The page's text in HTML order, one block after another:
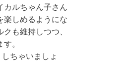
カルちゃん子さん
楽しめるようにな
も維持しつつ、
。
ちゃいましょ